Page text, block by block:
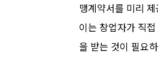
맹계약서를 미리
이는 창업자가 직
을 받는 것이 필요